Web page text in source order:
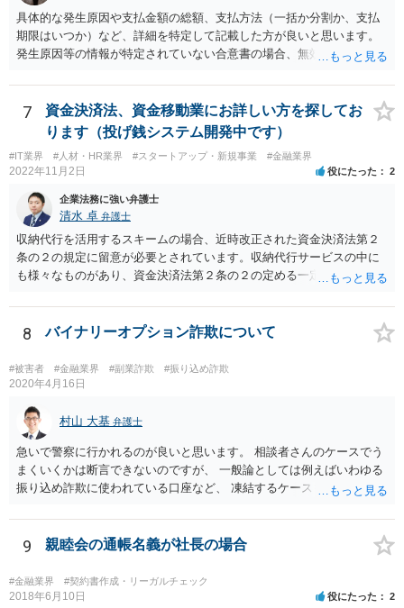
具体的な発生原因や支払金額の総額、支払方法（一括か分割か、支払
期限はいつか）など、詳細を特定して記載した方が良いと思います。
発生原因等の情報が特定されていない合意書の場合、無効になるリス
項など、合意書に記載した方が良い文言もありますので、ご注意され
た方が良いです。 合意書など法的な書面は文言によって効果が変わり
得るので、弁護士にご事情を伝えて直接相談、合意書の作成を依頼す
ることをお勧めいたします。
7
資金決済法、資金移動業にお詳しい方を探してお
ります（投げ銭システム開発中です）
#IT業界 #人材・HR業界 #スタートアップ・新規事業 #金融業界
2022年11月2日 役にたった 2
企業法務に強い弁護士
清水 卓 弁護士
収納代行を活用するスキームの場合、近時改正された資金決済法第２
条の２の規定に留意が必要とされています。収納代行サービスの中に
も様々なものがあり、資金決済法第２条の２の定める一定の要件（内
ことが明らかにされました。 この資金決済法第２条の２の定める一
定の要件（内閣府令で定める要件も含む）については、該当条文を見
るだけではなかなか理解し難いところがあるかと思いますし、この掲
示板で回答するには限界がありますので、この分野に詳しそうな弁護
士の方に直接相談なさってみて下さい。 （資金決済法） 第二条の二
の委託、受取人からの金銭債権の譲受けその他これらに類する方法に
より、当該金銭債権に係る債務者又は当該債務者からの委託（二以上
の段階にわたる委託を含む。）その他これに類する方法により支払を
行う者から弁済として資金を受け入れ、又は他の者に受け入れさせ、
当該受取人に当該資金を移動させる行為（当該資金を当該受取人に交
く。）であることその他の内閣府令で定める要件を満たすものは、為
8 バイナリーオプション詐欺について
#被害者 #金融業界 #副業詐欺 #振り込め詐欺
2020年4月16日
村山 大基 弁護士
急いで警察に行かれるのが良いと思います。 相談者さんのケースでう
まくいくかは断言できないのですが、 一般論としては例えばいわゆる
振り込め詐欺に使われている口座など、 凍結するケースもありますの
9 親睦会の通帳名義が社長の場合
#金融業界 #契約書作成・リーガルチェック
2018年6月10日 役にたった 2